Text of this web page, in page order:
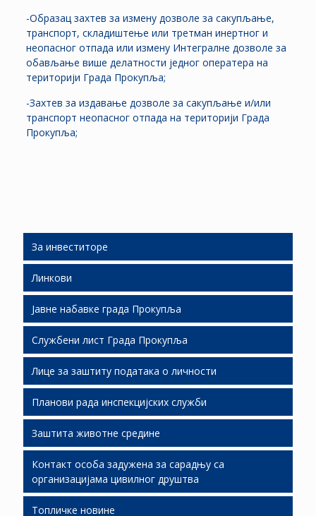
-Образац захтев за измену дозволе за сакупљање,
транспорт, складиштење или третман инертног и
неопасног отпада или измену Интегралне дозволе за
обављање више делатности једног оператера на
територији Града Прокупља;
-Захтев за издавање дозволе за сакупљање и/или
транспорт неопасног отпада на територији Града
Прокупља;
За инвеститоре
Људски ресурси
Подршка инвестиционим улагањима
Слободне локације
Економски развој
Јавно партнерство
Линкови
Јавне набавке града Прокупља
Јавне набавке 2026
Јавне набавке 2025
Јавне набавке 2024
Јавне набавке 2023
Јавне набавке 2022
Јавне набавке 2021
Службени лист Града Прокупља
СЛГП 2026
СЛГП 2025
СЛГП 2024
СЛГП 2023
СЛГП 2022
Лице за заштиту података о личности
Планови рада инспекцијских служби
Планови рада И.С. за 2019.
Заштита животне средине
Стање животне средине ( мониторинг)
Квалитет амбијенталног ваздуха
Дозволе за управљање отпадом
Контакт особа задужена за сарадњу са
организацијама цивилног друштва
Топличке новине